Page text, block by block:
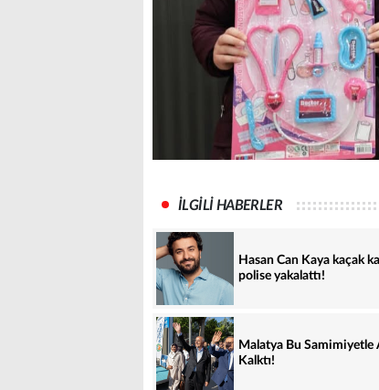
İLGİLİ HABERLER
Hasan Can Kaya kaçak
polise yakalattı!
Malatya Bu Samimiyetle
Kalktı!